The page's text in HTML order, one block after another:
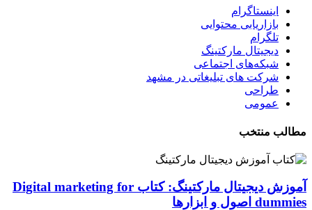
اینستاگرام
بازاریابی محتوایی
تلگرام
دیجیتال مارکتینگ
شبکه‌های اجتماعی
شرکت های تبلیغاتی در مشهد
طراحی
عمومی
مطالب منتخب
آموزش دیجیتال مارکتینگ: کتاب Digital marketing for
dummies اصول و ابزارها